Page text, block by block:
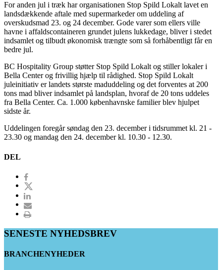
For anden jul i træk har organisationen Stop Spild Lokalt lavet en
landsdækkende aftale med supermarkeder om uddeling af
overskudsmad 23. og 24 december. Gode varer som ellers ville
havne i affaldscontaineren grundet julens lukkedage, bliver i stedet
indsamlet og tilbudt økonomisk trængte som så forhåbentligt får en
bedre jul.
BC Hospitality Group støtter Stop Spild Lokalt og stiller lokaler i
Bella Center og frivillig hjælp til rådighed. Stop Spild Lokalt
juleinitiativ er landets største maduddeling og det forventes at 200
tons mad bliver indsamlet på landsplan, hvoraf de 20 tons uddeles
fra Bella Center. Ca. 1.000 københavnske familier blev hjulpet
sidste år.
Uddelingen foregår søndag den 23. december i tidsrummet kl. 21 -
23.30 og mandag den 24. december kl. 10.30 - 12.30.
DEL
SENESTE NYHEDSBREV
BRANCHENYHEDER